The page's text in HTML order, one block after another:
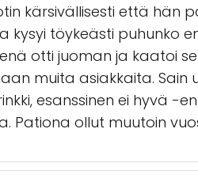
kärsivällisesti että hän
kysyi töykeästi
otti juoman ja kaatoi
muita asiakkaita. Sain
esanssinen ei hyvä -
Pationa ollut muutoin